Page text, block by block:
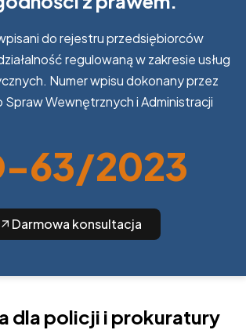
do rejestru przedsiębiorców
regulowaną w zakresie usług
Numer wpisu dokonany przez
Wewnętrznych i Administracji
63/2023
Darmowa konsultacja
dla policji i prokuratury